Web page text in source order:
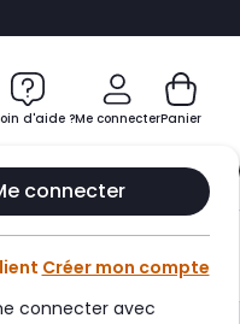
d'aide ?Me connecter
connecter
Créer mon compte
connecter avec
Panier
Infinity